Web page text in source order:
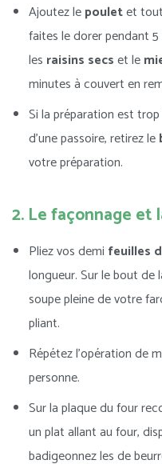
Ajoutez lepouletet
faites le dorer pendant
les raisins secset le
minutes à couvert en
Si la préparation est trop
d’une passoire, retirez le
votre préparation.
2. Le façonnage et
Pliez vos demi feuilles
longueur. Sur le bout de
soupe pleine de votre
pliant.
Répétez l’opération de
personne.
Sur la plaque du four
un plat allant au four,
badigeonnez les de